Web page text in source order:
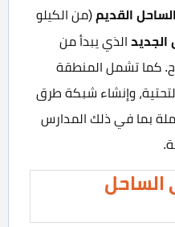
الساحل القديم (من الكيلو
الجديد الذي يبدأ من
كما تشمل المنطقة
وإنشاء شبكة طرق
بما في ذلك المدارس